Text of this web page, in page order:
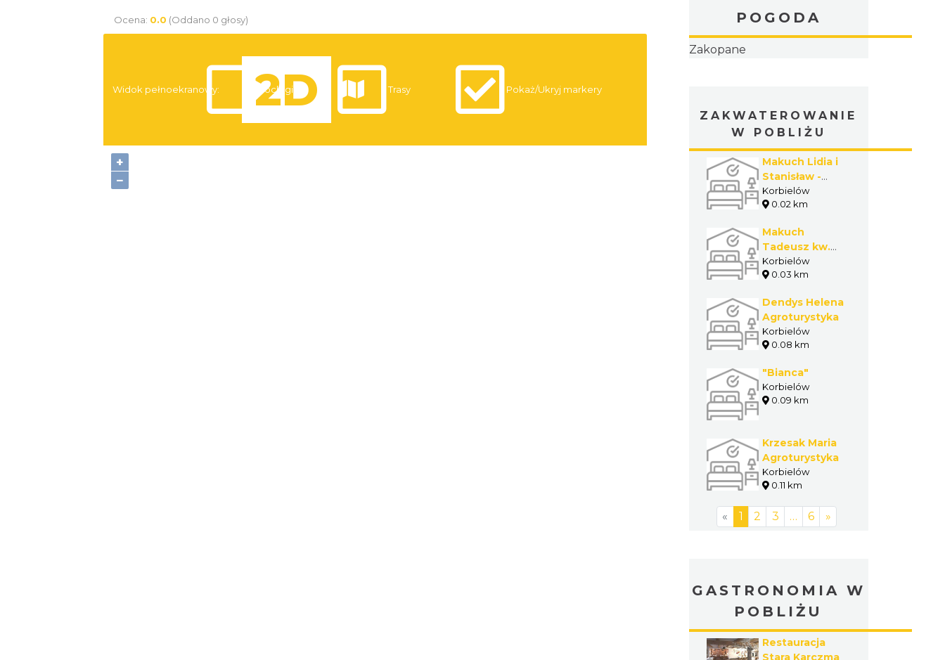
Ocena: 0.0 (Oddano 0 głosy)
+
−
Widok pełnoekranowy: Noclegi Trasy Pokaż/Ukryj markery
POGODA
Zakopane
ZAKWATEROWANIE
W POBLIŻU
Makuch Lidia i
Stanisław -
Kwatera
prywatna
Korbielów
0.02 km
Makuch
Tadeusz kw.
prywatna
Korbielów
0.03 km
Dendys Helena
Agroturystyka
Korbielów
0.08 km
"Bianca"
Korbielów
0.09 km
Krzesak Maria
Agroturystyka
Korbielów
0.11 km
« 1 2 3 … 6 »
GASTRONOMIA W
POBLIŻU
Restauracja
Stara Karczma